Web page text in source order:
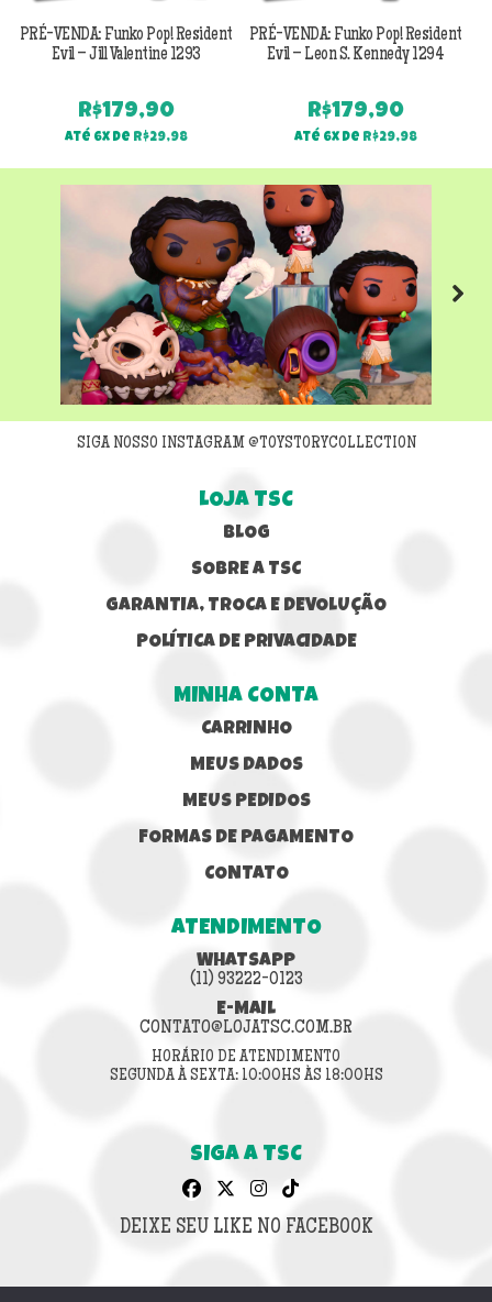
PRÉ-VENDA: Funko Pop! Resident
Evil – Jill Valentine 1293
R$179,90
Até 6x de R$29,98
PRÉ-VENDA: Funko Pop! Resident
Evil – Leon S. Kennedy 1294
R$179,90
Até 6x de R$29,98
Next
SIGA NOSSO INSTAGRAM @TOYSTORYCOLLECTION
LOJA TSC
BLOG
SOBRE A TSC
GARANTIA, TROCA E DEVOLUÇÃO
POLÍTICA DE PRIVACIDADE
MINHA CONTA
CARRINHO
MEUS DADOS
MEUS PEDIDOS
FORMAS DE PAGAMENTO
CONTATO
ATENDIMENTO
WHATSAPP
(11) 93222-0123
E-MAIL
CONTATO@LOJATSC.COM.BR
HORÁRIO DE ATENDIMENTO
SEGUNDA À SEXTA: 10:00HS ÀS 18:00HS
SIGA A TSC
DEIXE SEU LIKE NO FACEBOOK